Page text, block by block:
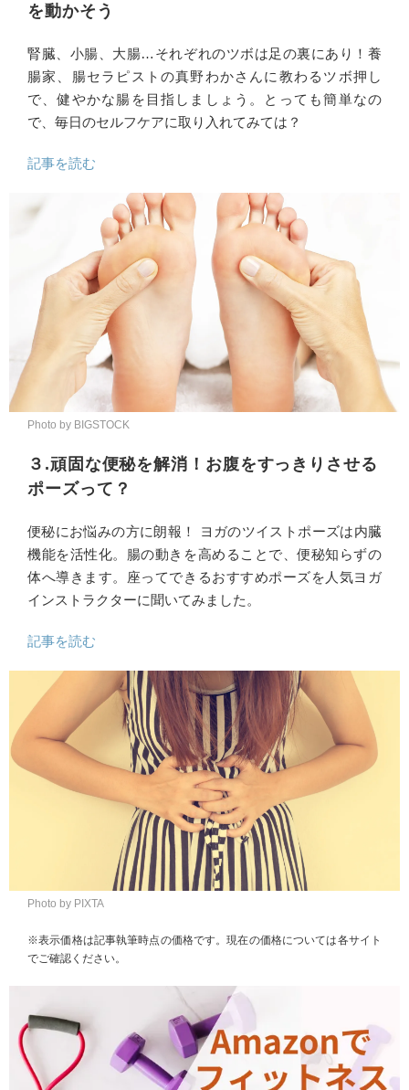
を動かそう
腎臓、小腸、大腸…それぞれのツボは足の裏にあり！養
腸家、腸セラピストの真野わかさんに教わるツボ押し
で、健やかな腸を目指しましょう。とっても簡単なの
で、毎日のセルフケアに取り入れてみては？
記事を読む
Photo by BIGSTOCK
３.頑固な便秘を解消！お腹をすっきりさせる
ポーズって？
便秘にお悩みの方に朗報！ ヨガのツイストポーズは内臓
機能を活性化。腸の動きを高めることで、便秘知らずの
体へ導きます。座ってできるおすすめポーズを人気ヨガ
インストラクターに聞いてみました。
記事を読む
Photo by PIXTA
※表示価格は記事執筆時点の価格です。現在の価格については各サイト
でご確認ください。